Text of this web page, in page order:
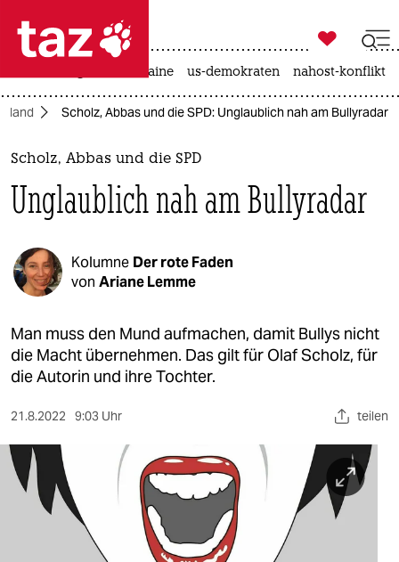
 taz zahl ich
taz zahl ich
themen
politik
öko
gesellschaft
kultur
sport
nord
wahrheit
verlag

taz zahl ich
krieg in der ukraine us-demokraten nahost-konflikt
Scholz, Abbas und die SPD: Unglaublich nah am Bullyradar
Scholz, Abbas und die SPD
Unglaublich nah am Bullyradar
Kolumne Der rote Faden
von Ariane Lemme
Man muss den Mund aufmachen, damit Bullys nicht
die Macht übernehmen. Das gilt für Olaf Scholz, für
die Autorin und ihre Tochter.
21.8.2022 9:03 Uhr teilen